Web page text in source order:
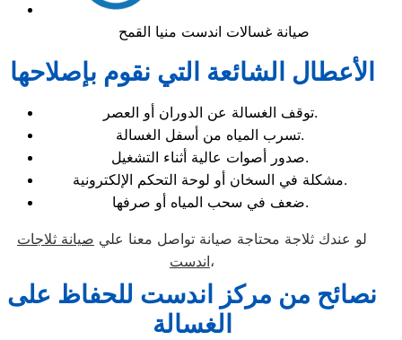
صيانة غسالات اندست منيا القمح
الأعطال الشائعة التي نقوم بإصلاحها
توقف الغسالة عن الدوران أو العصر.
تسرب المياه من أسفل الغسالة.
صدور أصوات عالية أثناء التشغيل.
مشكلة في السخان أو لوحة التحكم الإلكترونية.
ضعف في سحب المياه أو صرفها.
لو عندك ثلاجة محتاجة صيانة تواصل معنا علي صيانة ثلاجات
اندست،
نصائح من مركز اندست للحفاظ على
الغسالة